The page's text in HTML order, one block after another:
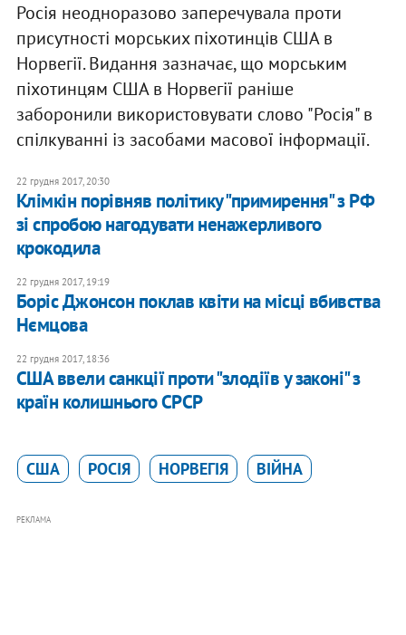
Росія неодноразово заперечувала проти
присутності морських піхотинців США в
Норвегії. Видання зазначає, що морським
піхотинцям США в Норвегії раніше
заборонили використовувати слово "Росія" в
спілкуванні із засобами масової інформації.
22 грудня 2017, 20:30
Клімкін порівняв політику "примирення" з РФ
зі спробою нагодувати ненажерливого
крокодила
22 грудня 2017, 19:19
Боріс Джонсон поклав квіти на місці вбивства
Нємцова
22 грудня 2017, 18:36
США ввели санкції проти "злодіїв у законі" з
країн колишнього СРСР
США РОСІЯ НОРВЕГІЯ ВІЙНА
РЕКЛАМА